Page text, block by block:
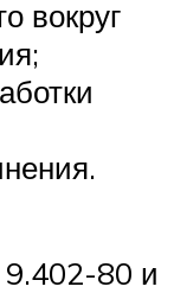
вокруг
9.402-80 и